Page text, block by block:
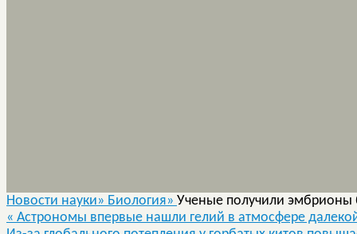
Новости науки» Биология» Ученые получили эмбрионы
« Астрономы впервые нашли гелий в атмосфере